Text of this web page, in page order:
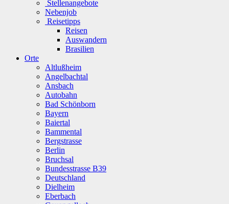
Stellenangebote
Nebenjob
Reisetipps
Reisen
Auswandern
Brasilien
Orte
Altlußheim
Angelbachtal
Ansbach
Autobahn
Bad Schönborn
Bayern
Baiertal
Bammental
Bergstrasse
Berlin
Bruchsal
Bundesstrasse B39
Deutschland
Dielheim
Eberbach